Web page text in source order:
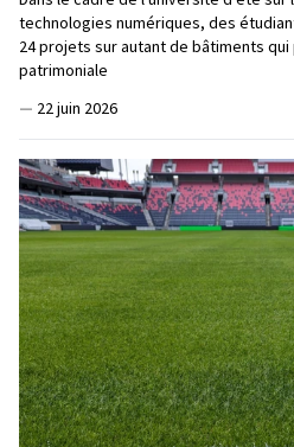
technologies numériques, des
24 projets sur autant de bâtiments
patrimoniale
— 22 juin 2026